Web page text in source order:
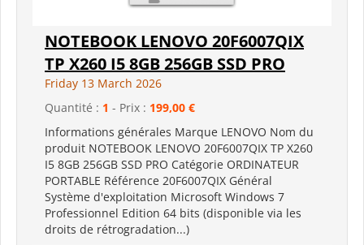
NOTEBOOK LENOVO 20F6007QIX
TP X260 I5 8GB 256GB SSD PRO
Friday 13 March 2026
Quantité : 1 - Prix : 199,00 €
Informations générales Marque LENOVO Nom du
produit NOTEBOOK LENOVO 20F6007QIX TP X260
I5 8GB 256GB SSD PRO Catégorie ORDINATEUR
PORTABLE Référence 20F6007QIX Général
Système d'exploitation Microsoft Windows 7
Professionnel Edition 64 bits (disponible via les
droits de rétrogradation...)